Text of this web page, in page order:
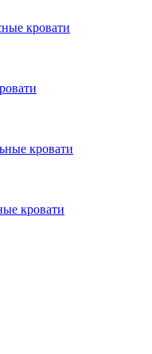
кровати
кровати
кровати